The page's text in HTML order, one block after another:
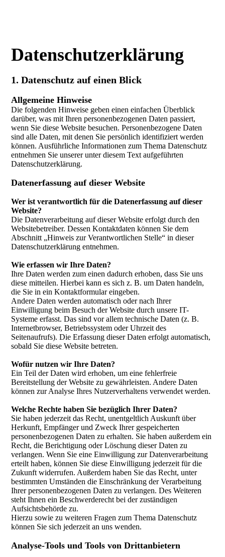
Datenschutzerklärung
1. Datenschutz auf einen Blick
Allgemeine Hinweise
Die folgenden Hinweise geben einen einfachen Überblick
darüber, was mit Ihren personenbezogenen Daten passiert,
wenn Sie diese Website besuchen. Personenbezogene Daten
sind alle Daten, mit denen Sie persönlich identifiziert werden
können. Ausführliche Informationen zum Thema Datenschutz
entnehmen Sie unserer unter diesem Text aufgeführten
Datenschutzerklärung.
Datenerfassung auf dieser Website
Wer ist verantwortlich für die Datenerfassung auf dieser
Website?
Die Datenverarbeitung auf dieser Website erfolgt durch den
Websitebetreiber. Dessen Kontaktdaten können Sie dem
Abschnitt „Hinweis zur Verantwortlichen Stelle“ in dieser
Datenschutzerklärung entnehmen.
Wie erfassen wir Ihre Daten?
Ihre Daten werden zum einen dadurch erhoben, dass Sie uns
diese mitteilen. Hierbei kann es sich z. B. um Daten handeln,
die Sie in ein Kontaktformular eingeben.
Andere Daten werden automatisch oder nach Ihrer
Einwilligung beim Besuch der Website durch unsere IT-
Systeme erfasst. Das sind vor allem technische Daten (z. B.
Internetbrowser, Betriebssystem oder Uhrzeit des
Seitenaufrufs). Die Erfassung dieser Daten erfolgt automatisch,
sobald Sie diese Website betreten.
Wofür nutzen wir Ihre Daten?
Ein Teil der Daten wird erhoben, um eine fehlerfreie
Bereitstellung der Website zu gewährleisten. Andere Daten
können zur Analyse Ihres Nutzerverhaltens verwendet werden.
Welche Rechte haben Sie bezüglich Ihrer Daten?
Sie haben jederzeit das Recht, unentgeltlich Auskunft über
Herkunft, Empfänger und Zweck Ihrer gespeicherten
personenbezogenen Daten zu erhalten. Sie haben außerdem ein
Recht, die Berichtigung oder Löschung dieser Daten zu
verlangen. Wenn Sie eine Einwilligung zur Datenverarbeitung
erteilt haben, können Sie diese Einwilligung jederzeit für die
Zukunft widerrufen. Außerdem haben Sie das Recht, unter
bestimmten Umständen die Einschränkung der Verarbeitung
Ihrer personenbezogenen Daten zu verlangen. Des Weiteren
steht Ihnen ein Beschwerderecht bei der zuständigen
Aufsichtsbehörde zu.
Hierzu sowie zu weiteren Fragen zum Thema Datenschutz
können Sie sich jederzeit an uns wenden.
Analyse-Tools und Tools von Drittanbietern